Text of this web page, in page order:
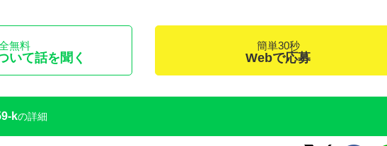
無料
いて話を聞く
簡単30秒
Webで応募
kの詳細